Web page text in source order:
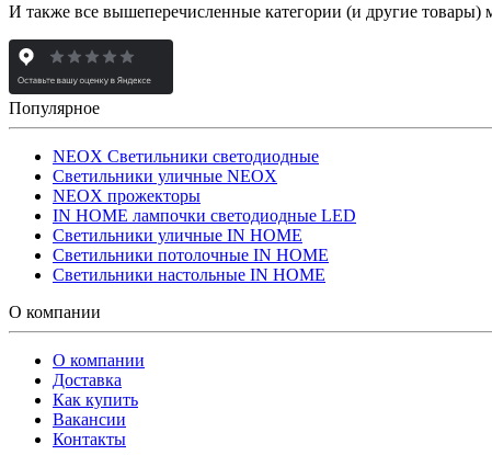
И также все вышеперечисленные категории (и другие товары)
Популярное
NEOX Светильники светодиодные
Светильники уличные NEOX
NEOX прожекторы
IN HOME лампочки светодиодные LED
Светильники уличные IN HOME
Светильники потолочные IN HOME
Светильники настольные IN HOME
О компании
О компании
Доставка
Как купить
Вакансии
Контакты